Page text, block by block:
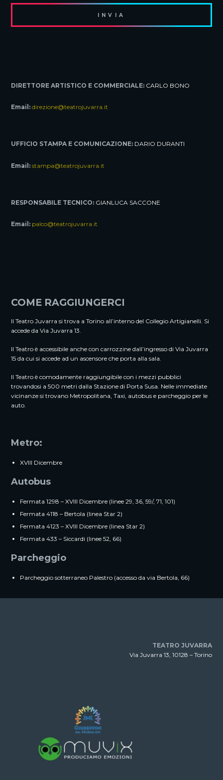
DIRETTORE ARTISTICO E COMMERCIALE: CARLO BONO
Email: direzione@teatrojuvarra.it
UFFICIO STAMPA E COMUNICAZIONE: DARIO DURANTI
Email: stampa@teatrojuvarra.it
RESPONSABILE TECNICO: GIANLUCA SACCONE
Email: palco@teatrojuvarra.it
COME RAGGIUNGERCI
Il Teatro Juvarra si trova a Torino all’interno del Collegio Artigianelli. Si
accede da Via Juvarra 13.
Il Teatro è accessibile anche con carrozzine dall’ingresso di Via Juvarra
15 da cui si accede ad un ascensore che porta alla sala.
Il Teatro è comodamente raggiungibile con i mezzi pubblici
trovandosi a 500 metri dalla Stazione di Porta Susa. Nelle immediate
vicinanze si trovano Metropolitana, Taxi, autobus e parcheggio per le
auto.
Metro:
XVIII Dicembre
Autobus
Fermata 1298 – XVIII Dicembre (linee 29, 36, 59/, 71, 101)
Fermata 4118 – Bertola (linea Star 2)
Fermata 4123 – XVIII Dicembre (linea Star 2)
Fermata 433 – Siccardi (linee 52, 66)
Parcheggio
Parcheggio sotterraneo Palestro (accesso da via Bertola, 66)
TEATRO JUVARRA
Via Juvarra 13, 10128 – Torino